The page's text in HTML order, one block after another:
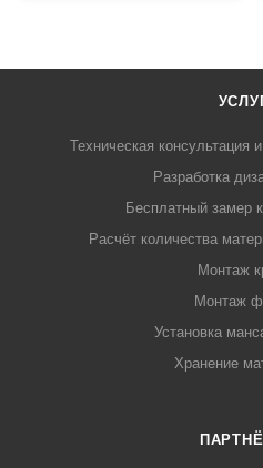
Техническая консультация
Разработка
Бесплатный замер
Расчёт количества
Монтаж
Монтаж
Установка
Хранение